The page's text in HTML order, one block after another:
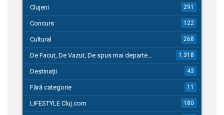
Clujeni 291
Concurs 122
Cultural 268
De Facut, De Vazut, De spus mai departe… 1.318
Destinații 43
Fără categorie 11
LIFESTYLE Cluj.com 180